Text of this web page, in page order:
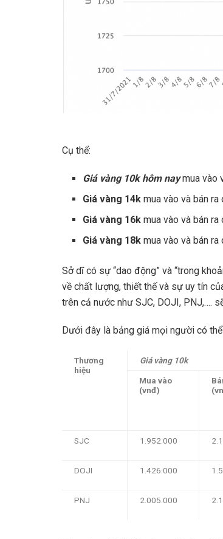
Cụ thể:
Giá vàng 10k hôm naymua vào
Giá vàng 14k mua vào và bán
Giá vàng 16k mua vào và bán
Giá vàng 18k mua vào và bán
Sở dĩ có sự “dao động” và “trong
về chất lượng, thiết thế và sự uy tín
trên cả nước như SJC, DOJI, PNJ,….
Dưới đây là bảng giá mọi người có
Thương
hiệu
Giá vàng 10k
Mua vào
(vnđ)
SJC 1.952.000
DOJI 1.426.000
PNJ 2.005.000